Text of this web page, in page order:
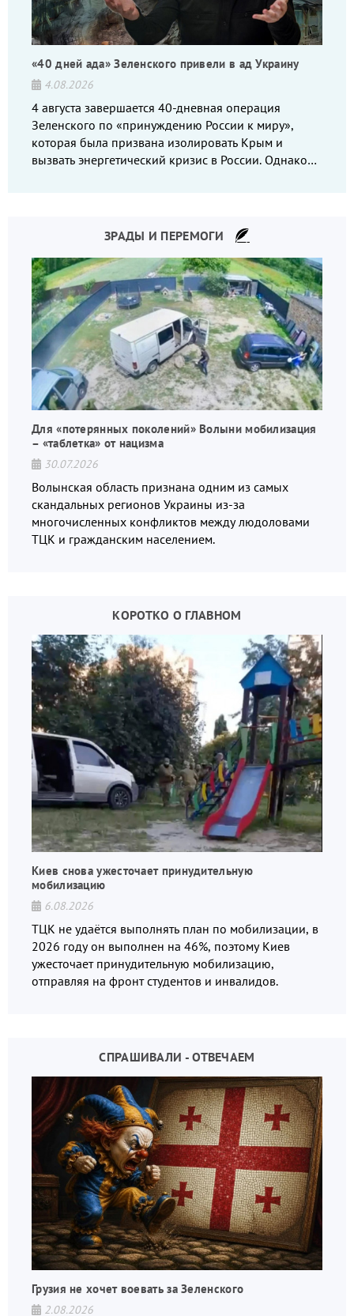
«40 дней ада» Зеленского привели в ад Украину
4.08.2026
4 августа завершается 40-дневная операция
Зеленского по «принуждению России к миру»,
которая была призвана изолировать Крым и
вызвать энергетический кризис в России. Однако
ЗРАДЫ И ПЕРЕМОГИ
Для «потерянных поколений» Волыни мобилизация
– «таблетка» от нацизма
30.07.2026
Волынская область признана одним из самых
скандальных регионов Украины из-за
многочисленных конфликтов между людоловами
ТЦК и гражданским населением.
КОРОТКО О ГЛАВНОМ
Киев снова ужесточает принудительную
мобилизацию
6.08.2026
ТЦК не удаётся выполнять план по мобилизации, в
2026 году он выполнен на 46%, поэтому Киев
ужесточает принудительную мобилизацию,
отправляя на фронт студентов и инвалидов.
СПРАШИВАЛИ - ОТВЕЧАЕМ
Грузия не хочет воевать за Зеленского
2.08.2026